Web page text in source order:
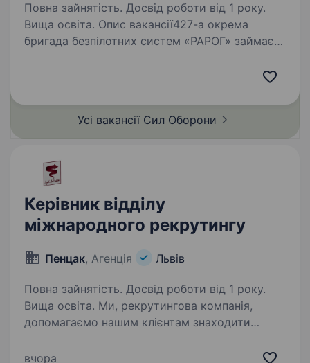
Повна зайнятість. Досвід роботи від 1 року.
Вища освіта. Опис вакансії427-а окрема
бригада безпілотних систем «РАРОГ» займає
Збройних Сил України за кількістю знищеної
Бригада розвивається…
Усі вакансії Сил Оборони
Керівник відділу
міжнародного рекрутингу
Пенцак, Агенція Львів
Повна зайнятість. Досвід роботи від 1 року.
Вища освіта. Ми, рекрутингова компанія,
допомагаємо нашим клієнтам знаходити
бізнесу. Наразі ми в пошуках Керівник відділу
вчора